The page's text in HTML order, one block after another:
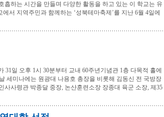
하는 시간을 만들며 다양한 활동을 하고 있는 이 학교는 유
서 지역주민과 함께하는 ‘성북테마축제’를 지난 6월 4일에
일 오후 1시 30분부터 교내 60주년기념관 1층 다목적 홀에
세미나에는 원광대 나용호 총장을 비롯해 김동신 전 국방장
사령관 박종달 중장, 논산훈련소장 장종대 육군 소장, 제35